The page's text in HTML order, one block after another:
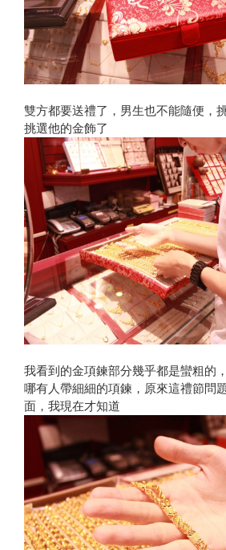
雙方都要送禮了，男生也不能隨便，
挑選他的金飾了
我看到的金項鍊部分幾乎都是蠻粗的
哪有人帶細細的項鍊，原來這禮節問
面，我現在才知道